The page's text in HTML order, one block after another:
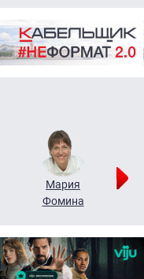
Мария
Фомина